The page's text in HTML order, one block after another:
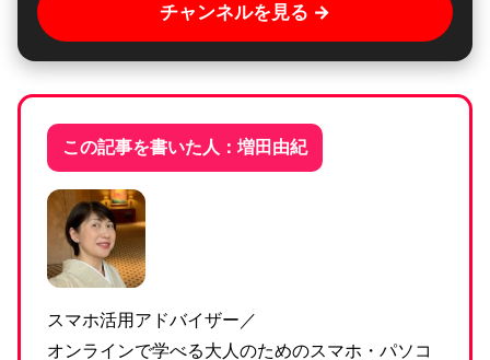
チャンネルを見る →
この記事を書いた人：増田由紀
スマホ活用アドバイザー／
オンラインで学べる大人のためのスマホ・パソコ